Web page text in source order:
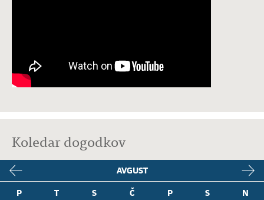
Koledar dogodkov
AVGUST
P
T S Č P S N